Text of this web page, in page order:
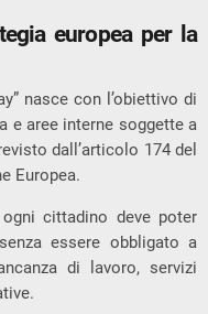
europea per la
nasce con l’obiettivo di
e aree interne soggette a
dall’articolo 174 del
Europea.
cittadino deve poter
essere obbligato a
di lavoro, servizi